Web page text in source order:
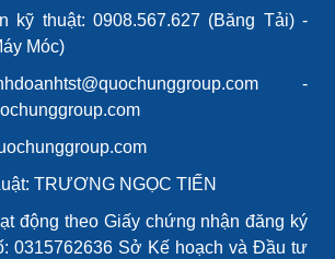
kỹ thuật: 0908.567.627 (Băng Tải) -
Móc)
-
TRƯƠNG NGỌC TIẾN
động theo Giấy chứng nhận đăng ký
0315762636 Sở Kế hoạch và Đầu tư